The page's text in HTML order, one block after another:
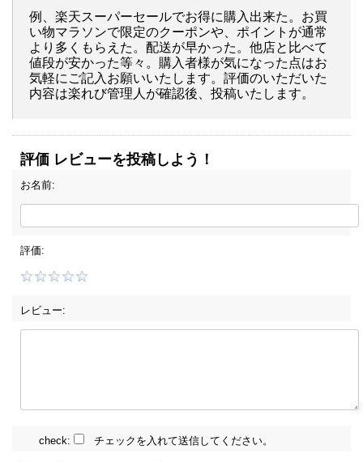
例、楽天スーパーセールでお得に購入出来た。お買
い物マラソンで限定のクーポンや、ポイントが通常
より多くもらえた。配送が早かった。他店と比べて
値段が安かった等々。購入者様が気になった点はお
気軽にご記入お願いいたします。評価のいただいた
内容は楽れび管理人が確認後、投稿いたします。
評価 レビューを投稿しよう！
お名前:
評価:
レビュー:
check: チェックを入れて送信してください。